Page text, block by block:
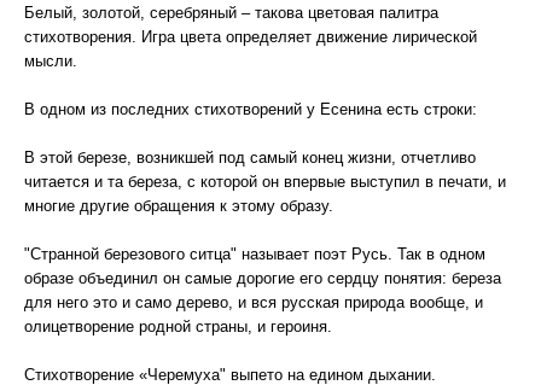
Белый, золотой, серебряный – такова цветовая палитра
стихотворения. Игра цвета определяет движение лирической
мысли.
В одном из последних стихотворений у Есенина есть строки:
В этой березе, возникшей под самый конец жизни, отчетливо
читается и та береза, с которой он впервые выступил в печати, и
многие другие обращения к этому образу.
"Странной березового ситца" называет поэт Русь. Так в одном
образе объединил он самые дорогие его сердцу понятия: береза
для него это и само дерево, и вся русская природа вообще, и
олицетворение родной страны, и героиня.
Стихотворение «Черемуха" выпето на едином дыхании.